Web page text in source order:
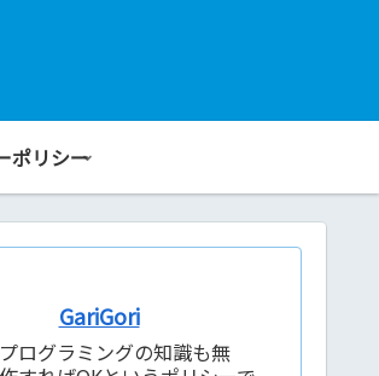
ポリシー
GariGori
ログラミングの知識も無